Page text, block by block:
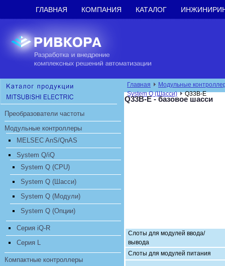
ГЛАВНАЯ КОМПАНИЯ КАТАЛОГ
Преобразователи частоты
Модульные контроллеры
MELSEC AnS/QnAS
System Q/iQ
System Q (CPU)
System Q (Шасси)
System Q (Модули)
System Q (Опции)
Серия iQ-R
Серия L
Компактные контроллеры
Главная
Модульные
System Q (Шасси)
Q33B-E
Q33B-E - базовое шасси
Слоты для модулей ввода/
вывода
Слоты для модулей питания